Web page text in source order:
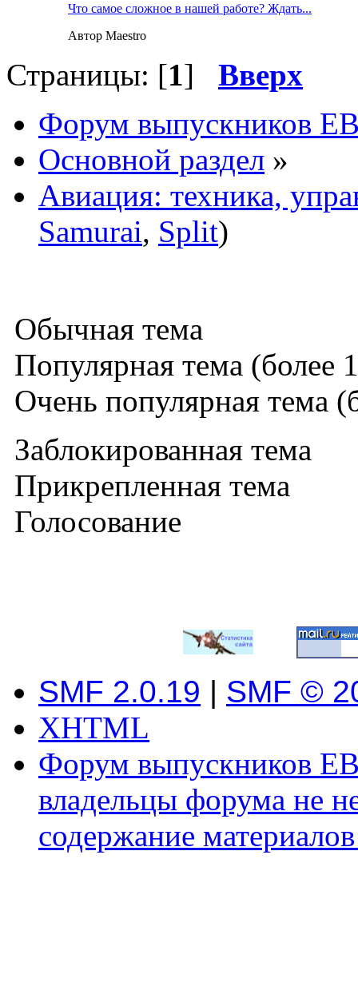
Что самое сложное в нашей работе? Ждать...
Автор Maestro
Страницы: [1] Вверх
Форум выпускников
Основной раздел »
Авиация: техника,
Samurai, Split)
Обычная тема
Популярная тема (более
Очень популярная тема
Заблокированная тема
Прикрепленная тема
Голосование
SMF 2.0.19 | SMF ©
XHTML
Форум выпускников
владельцы форума не
содержание